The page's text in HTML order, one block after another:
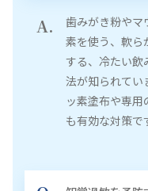
A.
歯みがき粉やマ
素を使う、軟ら
する、冷たい飲
法が知られてい
ッ素塗布や専
も有効な対策で